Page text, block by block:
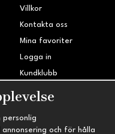
Villkor
Kontakta oss
Mina favoriter
Logga in
Kundklubb
Retur & Reklamation
och för hålla